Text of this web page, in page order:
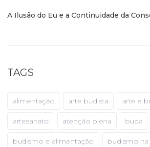
A Ilusão do Eu e a Continuidade da
TAGS
alimentação arte budista arte e
artesanato atenção plena buda
budismo e alimentação budismo na